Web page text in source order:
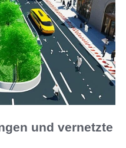
und vernetzte